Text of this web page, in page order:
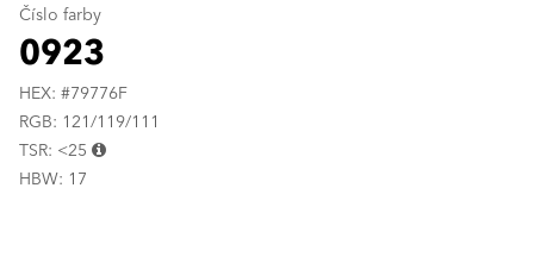
Číslo farby
0923
HEX: #79776F
RGB: 121/119/111
TSR: <25
HBW: 17